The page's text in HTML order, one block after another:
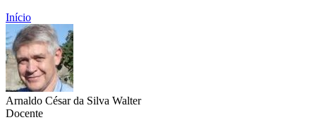
Início
Arnaldo César da Silva Walter
Docente